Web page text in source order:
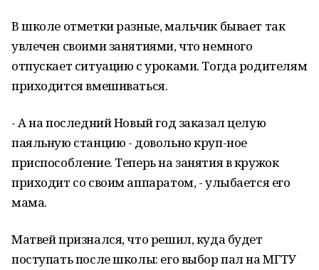
В школе отметки разные, мальчик бывает так
увлечен своими занятиями, что немного
отпускает ситуацию с уроками. Тогда родителям
приходится вмешиваться.
- А на последний Новый год заказал целую
паяльную станцию - довольно круп-ное
приспособление. Теперь на занятия в кружок
приходит со своим аппаратом, - улыбается его
мама.
Матвей признался, что решил, куда будет
поступать после школы: его выбор пал на МГТУ